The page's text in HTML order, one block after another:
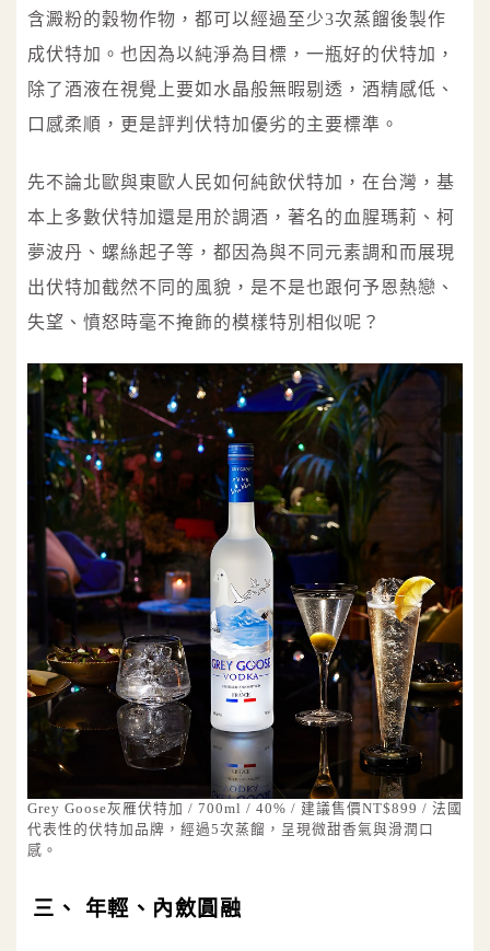
含澱粉的穀物作物，都可以經過至少3次蒸餾後製作
成伏特加。也因為以純淨為目標，一瓶好的伏特加，
除了酒液在視覺上要如水晶般無暇剔透，酒精感低、
口感柔順，更是評判伏特加優劣的主要標準。
先不論北歐與東歐人民如何純飲伏特加，在台灣，基
本上多數伏特加還是用於調酒，著名的血腥瑪莉、柯
夢波丹、螺絲起子等，都因為與不同元素調和而展現
出伏特加截然不同的風貌，是不是也跟何予恩熱戀、
失望、憤怒時毫不掩飾的模樣特別相似呢？
Grey Goose灰雁伏特加 / 700ml / 40% / 建議售價NT$899 / 法國
代表性的伏特加品牌，經過5次蒸餾，呈現微甜香氣與滑潤口
感。
三、 年輕、內斂圓融